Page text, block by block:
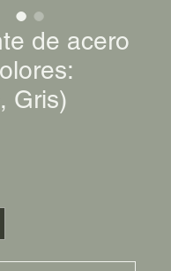
de acero
Gris)